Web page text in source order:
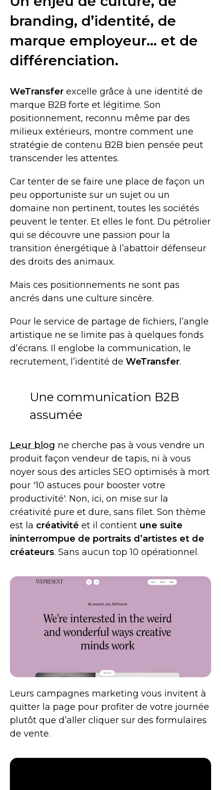
branding, d’identité, de
marque employeur… et de
différenciation.
WeTransfer excelle grâce à une identité de
marque B2B forte et légitime. Son
positionnement, reconnu même par des
milieux extérieurs, montre comment une
stratégie de contenu B2B bien pensée peut
transcender les attentes.
Car tenter de se faire une place de façon un
peu opportuniste sur un sujet ou un
domaine non pertinent, toutes les sociétés
peuvent le tenter. Et elles le font. Du pétrolier
qui se découvre une passion pour la
transition énergétique à l’abattoir défenseur
des droits des animaux.
Mais ces positionnements ne sont pas
ancrés dans une culture sincère.
Pour le service de partage de fichiers, l’angle
artistique ne se limite pas à quelques fonds
d’écrans. Il englobe la communication, le
recrutement, l’identité de WeTransfer.
Une communication B2B
assumée
Leur blog ne cherche pas à vous vendre un
produit façon vendeur de tapis, ni à vous
noyer sous des articles SEO optimisés à mort
pour '10 astuces pour booster votre
productivité'. Non, ici, on mise sur la
créativité pure et dure, sans filet. Son thème
est la créativité et il contient une suite
ininterrompue de portraits d’artistes et de
créateurs. Sans aucun top 10 opérationnel.
Leurs campagnes marketing vous invitent à
quitter la page pour profiter de votre journée
plutôt que d’aller cliquer sur des formulaires
de vente.